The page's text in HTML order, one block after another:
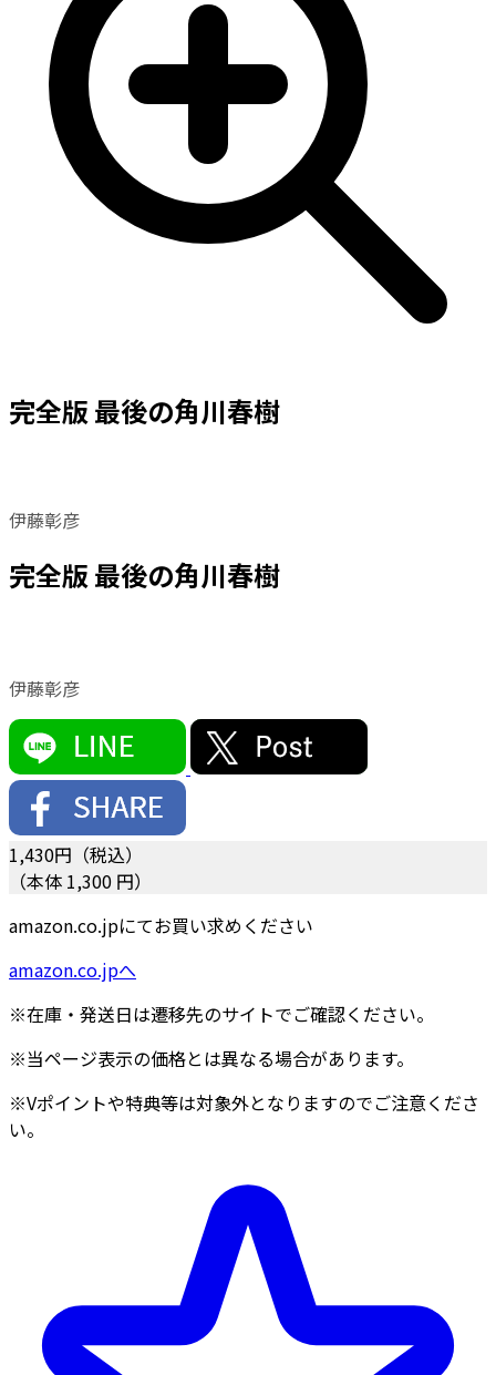
完全版 最後の角川春樹
伊藤彰彦
完全版 最後の角川春樹
伊藤彰彦
1,430円（税込）
（本体 1,300 円）
amazon.co.jpにてお買い求めください
amazon.co.jpへ
※在庫・発送日は遷移先のサイトでご確認ください。
※当ページ表示の価格とは異なる場合があります。
※Vポイントや特典等は対象外となりますのでご注意くださ
い。